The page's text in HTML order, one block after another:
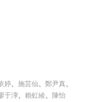
婷、 施芸仙、 鄭尹真、
于濘、 賴虹綾、
陳怡